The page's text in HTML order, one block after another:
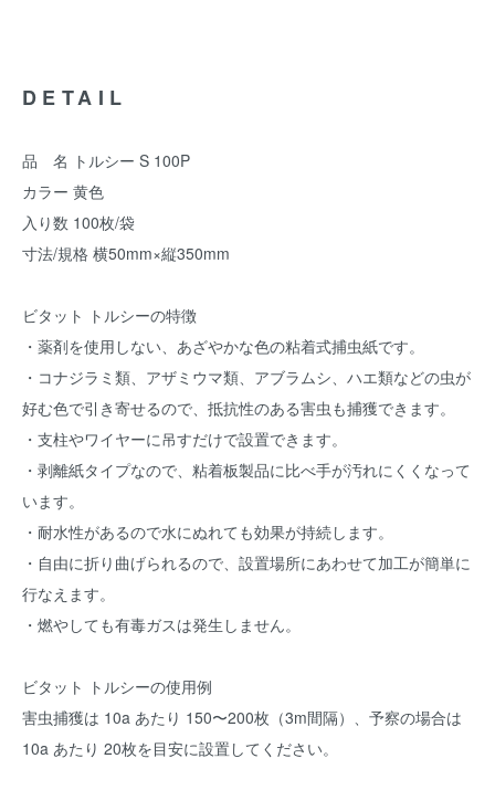
DETAIL
品 名 トルシー S 100P
カラー 黄色
入り数 100枚/袋
寸法/規格 横50mm×縦350mm
ビタット トルシーの特徴
・薬剤を使用しない、あざやかな色の粘着式捕虫紙です。
・コナジラミ類、アザミウマ類、アブラムシ、ハエ類などの虫が
好む色で引き寄せるので、抵抗性のある害虫も捕獲できます。
・支柱やワイヤーに吊すだけで設置できます。
・剥離紙タイプなので、粘着板製品に比べ手が汚れにくくなって
います。
・耐水性があるので水にぬれても効果が持続します。
・自由に折り曲げられるので、設置場所にあわせて加工が簡単に
行なえます。
・燃やしても有毒ガスは発生しません。
ビタット トルシーの使用例
害虫捕獲は 10a あたり 150〜200枚（3m間隔）、予察の場合は
10a あたり 20枚を目安に設置してください。